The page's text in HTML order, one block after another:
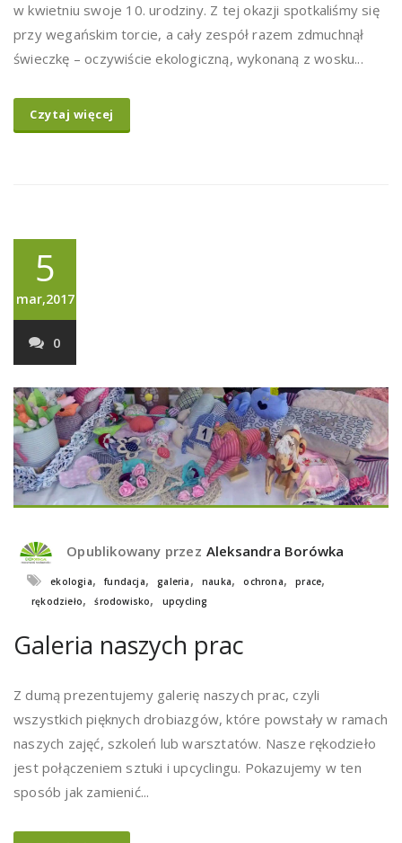
w kwietniu swoje 10. urodziny. Z tej okazji spotkaliśmy się
przy wegańskim torcie, a cały zespół razem zdmuchnął
świeczkę – oczywiście ekologiczną, wykonaną z wosku...
Czytaj więcej
5
mar,2017
0
Opublikowany przez Aleksandra Borówka
ekologia, fundacja, galeria , nauka, ochrona, prace,
rękodzieło, środowisko, upcycling
Galeria naszych prac
Z dumą prezentujemy galerię naszych prac, czyli
wszystkich pięknych drobiazgów, które powstały w ramach
naszych zajęć, szkoleń lub warsztatów. Nasze rękodzieło
jest połączeniem sztuki i upcyclingu. Pokazujemy w ten
sposób jak zamienić...